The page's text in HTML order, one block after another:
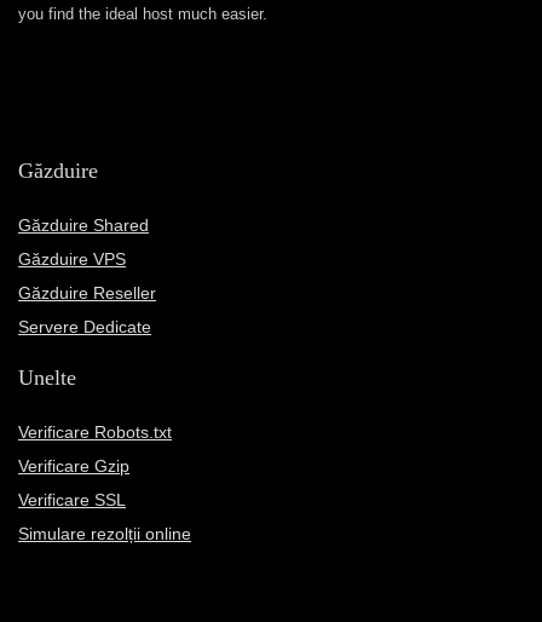
you find the ideal host much easier.
Găzduire
Găzduire Shared
Găzduire VPS
Găzduire Reseller
Servere Dedicate
Unelte
Verificare Robots.txt
Verificare Gzip
Verificare SSL
Simulare rezolții online